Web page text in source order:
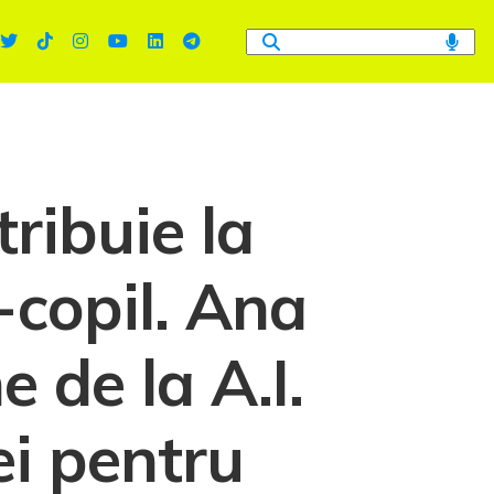
la
Ana
de la A.I.
pentru